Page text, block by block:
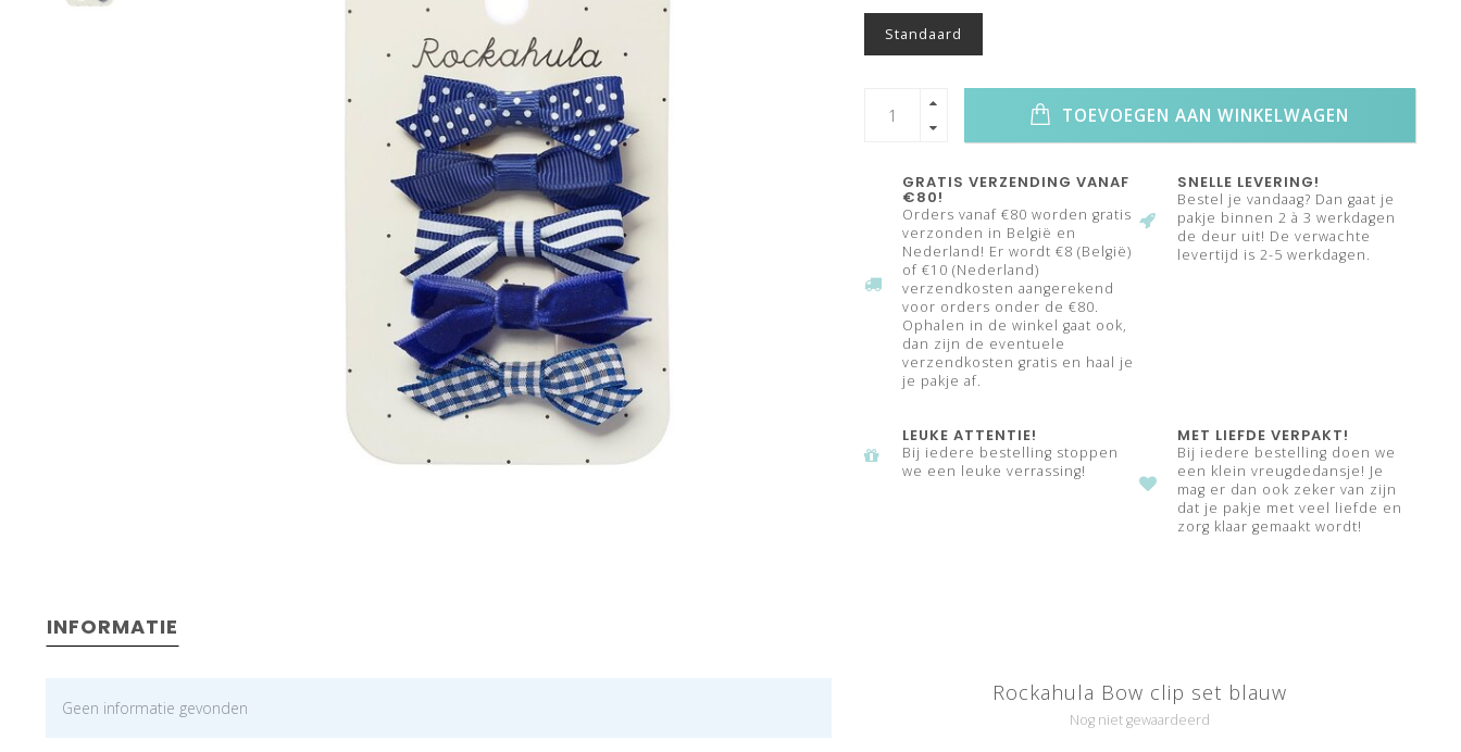
Standaard
TOEVOEGEN AAN WINKELWAGEN
GRATIS VERZENDING VANAF
€80!
Orders vanaf €80 worden gratis
verzonden in België en
Nederland! Er wordt €8 (België)
of €10 (Nederland)
verzendkosten aangerekend
voor orders onder de €80.
Ophalen in de winkel gaat ook,
dan zijn de eventuele
verzendkosten gratis en haal je
je pakje af.
SNELLE LEVERING!
Bestel je vandaag? Dan gaat je
pakje binnen 2 à 3 werkdagen
de deur uit! De verwachte
levertijd is 2-5 werkdagen.
LEUKE ATTENTIE!
Bij iedere bestelling stoppen
we een leuke verrassing!
MET LIEFDE VERPAKT!
Bij iedere bestelling doen we
een klein vreugdedansje! Je
mag er dan ook zeker van zijn
dat je pakje met veel liefde en
zorg klaar gemaakt wordt!
INFORMATIE
Geen informatie gevonden
Rockahula Bow clip set blauw
Nog niet gewaardeerd